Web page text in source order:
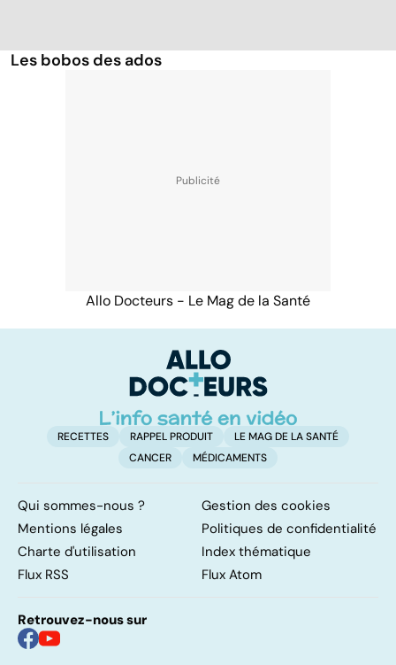
Les bobos des ados
Allo Docteurs - Le Mag de la Santé
RECETTES RAPPEL PRODUIT
LE MAG DE LA SANTÉ
CANCER
MÉDICAMENTS
Qui sommes-nous ?
Gestion des cookies
Mentions légales
Politiques de confidentialité
Charte d'utilisation
Index thématique
Flux RSS
Flux Atom
Retrouvez-nous sur